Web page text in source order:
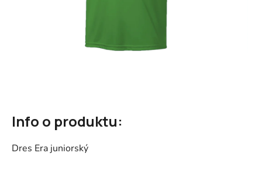
Info o produktu:
Dres Era juniorský